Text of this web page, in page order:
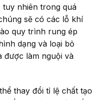
nhiên trong quá
sẽ có các lỗ khí
quy trình rung ép
dạng và loại bỏ
được làm nguội và
thay đổi tỉ lệ chất tạo